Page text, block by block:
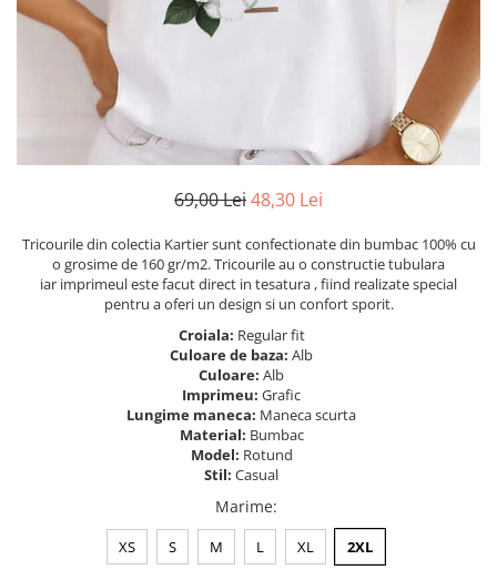
Tricouri Lips
Tricouri Love
Tricouri Mom
Tricouri Moon
Tricouri Paris
Tricouri Petrecerea Burlacitelor
Tricouri Pisici
Tricouri Retro
Tricouri Tattoo
Tricouri Toamna
Bluze Animale
Tricouri Japoneze
Tricouri Samurai
Tricouri Skull
Tricouri Sport
Tricouri Tattoo
Tricouri Oversize
Rap/Hip-Hop
Religious
69,00 Lei48,30 Lei
Tricourile din colectia Kartier sunt confectionate din bumbac 100% cu
o grosime de 160 gr/m2. Tricourile au o constructie tubulara
iar imprimeul este facut direct in tesatura , fiind realizate special
pentru a oferi un design si un confort sporit.
Croiala: Regular fit
Culoare de baza: Alb
Culoare: Alb
Imprimeu: Grafic
Lungime maneca: Maneca scurta
Material: Bumbac
Model: Rotund
Stil: Casual
Marime:
XS S M L XL 2XL